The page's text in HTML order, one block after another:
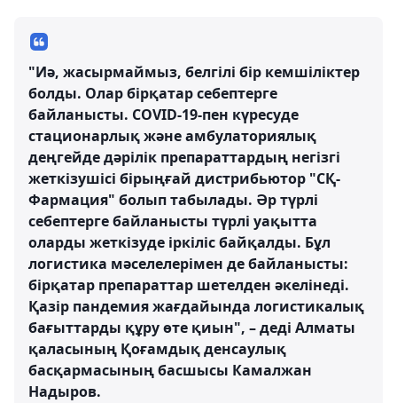
"Иә, жасырмаймыз, белгілі бір кемшіліктер
болды. Олар бірқатар себептерге
байланысты. COVID-19-пен күресуде
стационарлық және амбулаториялық
деңгейде дәрілік препараттардың негізгі
жеткізушісі бірыңғай дистрибьютор "СҚ-
Фармация" болып табылады. Әр түрлі
себептерге байланысты түрлі уақытта
оларды жеткізуде іркіліс байқалды. Бұл
логистика мәселелерімен де байланысты:
бірқатар препараттар шетелден әкелінеді.
Қазір пандемия жағдайында логистикалық
бағыттарды құру өте қиын", – деді Алматы
қаласының Қоғамдық денсаулық
басқармасының басшысы Камалжан
Надыров.